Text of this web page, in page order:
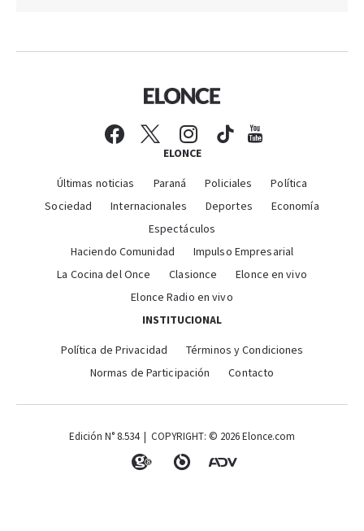
ELONCE
Últimas noticias Paraná Policiales
Política
Sociedad
Internacionales Deportes
Economía
Espectáculos
Haciendo Comunidad
Impulso Empresarial
La Cocina del Once
Clasionce
Elonce en vivo
Elonce Radio en vivo
INSTITUCIONAL
Política de Privacidad
Términos y Condiciones
Normas de Participación
Contacto
Edición N° 8.534 | COPYRIGHT: © 2026 Elonce.com